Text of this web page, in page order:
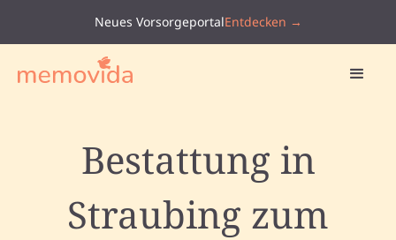
Neues VorsorgeportalEntdecken →
Bestattung in
Straubing zum